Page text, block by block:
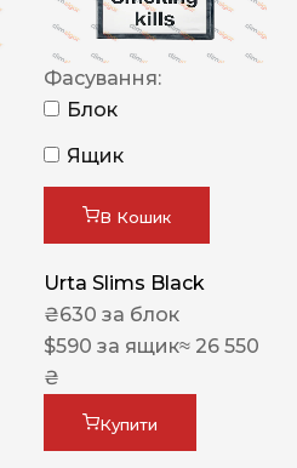
Фасування:
Блок
Ящик
В Кошик
Urta Slims Black
₴630 за блок
$590 за ящик≈ 26 550
₴
Купити